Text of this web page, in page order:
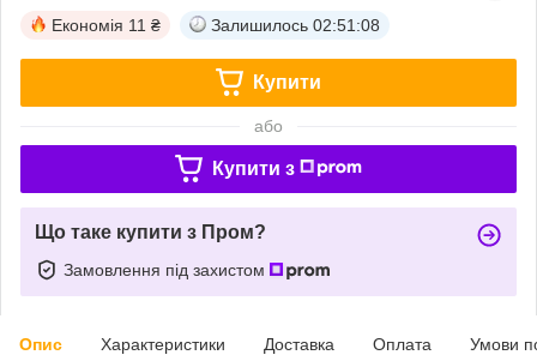
Економія 11 ₴ Залишилось 02:51:08
Купити
або
Купити з
Що таке купити з Пром?
Замовлення під захистом
Опис Характеристики Доставка Оплата Умови